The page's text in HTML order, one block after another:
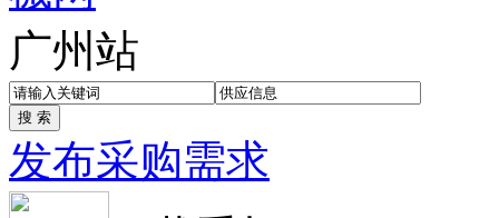
广州站
发布采购需求